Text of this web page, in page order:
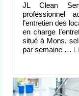
JL Clean
professionnel
l’entretien des
en charge
situé à Mons,
par semaine …